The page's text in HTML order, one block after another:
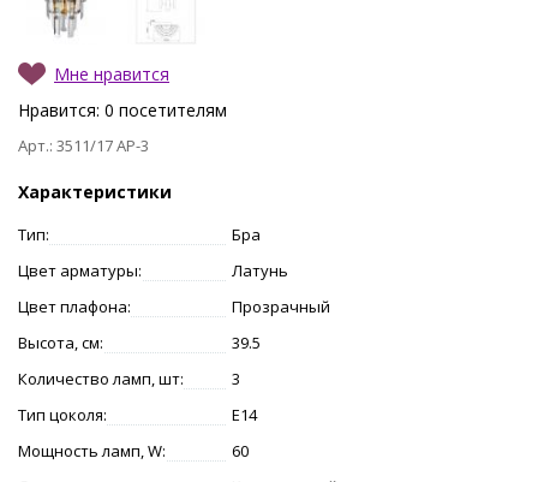
Мне нравится
Нравится: 0 посетителям
Арт.: 3511/17 AP-3
Характеристики
Тип:
Бра
Цвет арматуры:
Латунь
Цвет плафона:
Прозрачный
Высота, см:
39.5
Количество ламп, шт:
3
Тип цоколя:
E14
Мощность ламп, W:
60